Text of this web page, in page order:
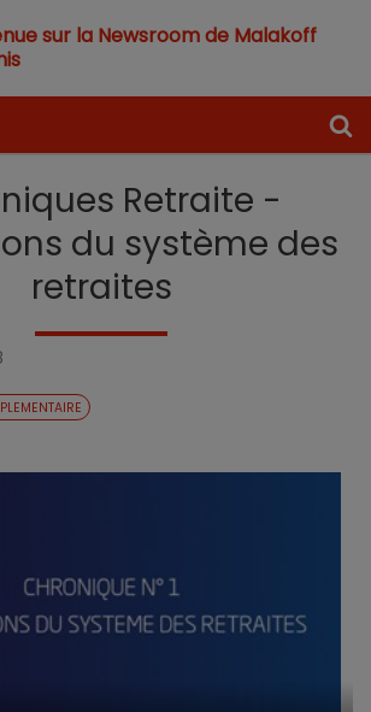
sur la Newsroom de Malakoff
Retraite -
du système des
retraites